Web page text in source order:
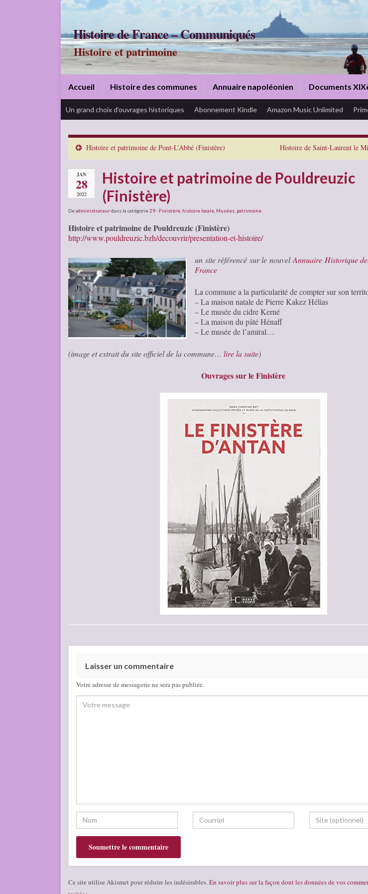
Histoire de France – Communiqués
Histoire et patrimoine
Accueil Histoire des communes Annuaire napoléonien Documents
Un grand choix d’ouvrages historiques Abonnement Kindle Amazon Music Unlimited
Histoire et patrimoine de Pont-L’Abbé (Finistère) Histoire de Saint-Laurent le
JAN
28
2022
Histoire et patrimoine de Pouldreuzic
(Finistère)
Deadministrateurdans la catégorie29 - Finistère histoire locale Musées patrimoine
Histoire et patrimoine de Pouldreuzic (Finistère)
http://www.pouldreuzic.bzh/decouvrir/presentation-et-histoire/
un site référencé sur le nouvelAnnuaire Historique
France
La commune a la particularité de compter sur son
– La maison natale de Pierre Kakez Hélias
– Le musée du cidre Kerné
– La maison du pâté Hénaff
– Le musée de l’amiral…
(image et extrait du site officiel de la commune… lire la suite)
Ouvrages sur le Finistère
Laisser un commentaire
Votre adresse de messagerie ne sera pas publiée.
Ce site utilise Akismet pour réduire les indésirables. En savoir plus sur la façon dont les données de vos